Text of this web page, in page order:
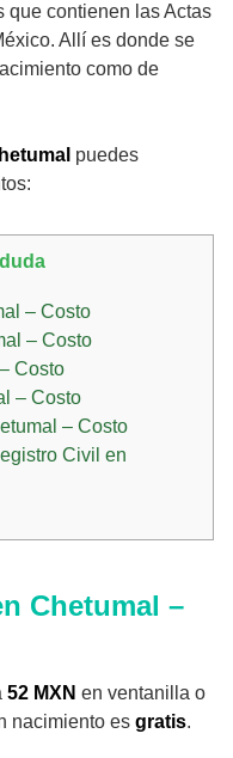
que contienen las Actas
Allí es donde se
como de
puedes
– Costo
– Costo
Costo
– Costo
– Costo
Civil en
Chetumal –
52 MXN en ventanilla o
nacimiento es gratis.